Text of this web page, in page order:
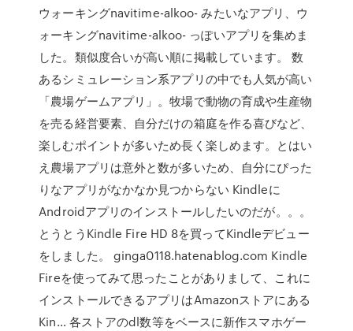
ウォーキングnavitime-alkoo- みたいなアプリ、ウ
ォーキングnavitime-alkoo- っぽいアプリを集めま
した。類似度合いが高い順に掲載しています。 数
あるシミュレーション系アプリの中でも人気が高い
「農場ゲームアプリ」。牧場で動物の育成や生産物
を売る経営要素、自分だけの箱庭を作る喜びなど、
楽しむポイントが多いため長く楽しめます。とはい
え農場アプリは意外と数が多いため、自分にぴった
りなアプリがなかなか見つからない Kindleに
Androidアプリのインストールしたいのだが。。。
とうとうKindle Fire HD 8を買ってKindleデビュー
をしました。 ginga0118.hatenablog.com Kindle
Fireを使ってみて思ったことがありまして、これに
インストールできるアプリはAmazonストアにある
Kin… 各ストアのdl数等をベースに新作スマホゲー